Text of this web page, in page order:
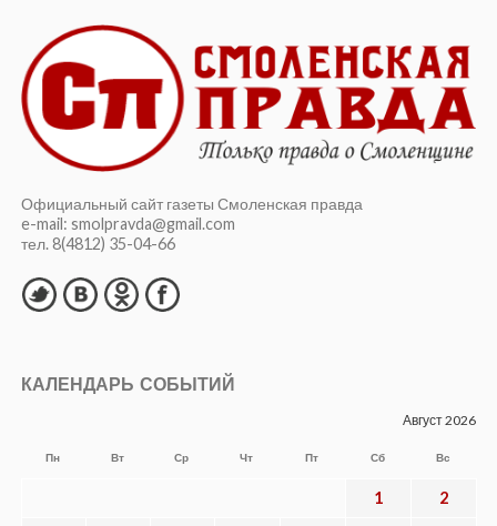
Официальный сайт газеты Смоленская правда
e-mail: smolpravda@gmail.com
тел. 8(4812) 35-04-66
КАЛЕНДАРЬ СОБЫТИЙ
Август 2026
Пн Вт Ср Чт Пт Сб Вс
1 2